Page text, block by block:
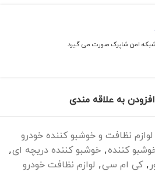
شبکه امن شاپرک صورت می گیرد
افزودن به علاقه مندی
لوازم نظافت و خوشبو کننده خودرو
کننده, خوشبو کننده دریچه ای,
, کی ام سی, لوازم نظافت خودرو